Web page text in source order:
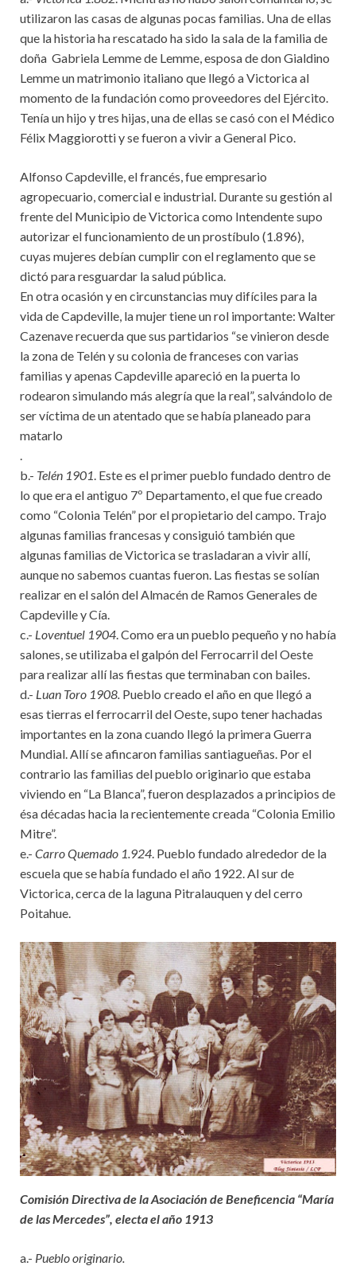
utilizaron las casas de algunas pocas familias. Una de ellas
que la historia ha rescatado ha sido la sala de la familia de
doña Gabriela Lemme de Lemme, esposa de don Gialdino
Lemme un matrimonio italiano que llegó a Victorica al
momento de la fundación como proveedores del Ejército.
Tenía un hijo y tres hijas, una de ellas se casó con el Médico
Félix Maggiorotti y se fueron a vivir a General Pico.
Alfonso Capdeville, el francés, fue empresario
agropecuario, comercial e industrial. Durante su gestión al
frente del Municipio de Victorica como Intendente supo
autorizar el funcionamiento de un prostíbulo (1.896),
cuyas mujeres debían cumplir con el reglamento que se
dictó para resguardar la salud pública.
En otra ocasión y en circunstancias muy difíciles para la
vida de Capdeville, la mujer tiene un rol importante: Walter
Cazenave recuerda que sus partidarios “se vinieron desde
la zona de Telén y su colonia de franceses con varias
familias y apenas Capdeville apareció en la puerta lo
rodearon simulando más alegría que la real”, salvándolo de
ser víctima de un atentado que se había planeado para
matarlo
.
b.- Telén 1901. Este es el primer pueblo fundado dentro de
lo que era el antiguo 7º Departamento, el que fue creado
como “Colonia Telén” por el propietario del campo. Trajo
algunas familias francesas y consiguió también que
algunas familias de Victorica se trasladaran a vivir allí,
aunque no sabemos cuantas fueron. Las fiestas se solían
realizar en el salón del Almacén de Ramos Generales de
Capdeville y Cía.
c.- Loventuel 1904. Como era un pueblo pequeño y no había
salones, se utilizaba el galpón del Ferrocarril del Oeste
para realizar allí las fiestas que terminaban con bailes.
d.- Luan Toro 1908. Pueblo creado el año en que llegó a
esas tierras el ferrocarril del Oeste, supo tener hachadas
importantes en la zona cuando llegó la primera Guerra
Mundial. Allí se afincaron familias santiagueñas. Por el
contrario las familias del pueblo originario que estaba
viviendo en “La Blanca”, fueron desplazados a principios de
ésa décadas hacia la recientemente creada “Colonia Emilio
Mitre”.
e.- Carro Quemado 1.924. Pueblo fundado alrededor de la
escuela que se había fundado el año 1922. Al sur de
Victorica, cerca de la laguna Pitralauquen y del cerro
Poitahue.
Comisión Directiva de la Asociación de Beneficencia “María
de las Mercedes”, electa el año 1913
a.- Pueblo originario.